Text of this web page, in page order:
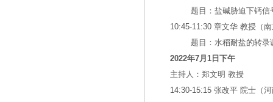
题目：盐碱胁迫下钙
10:45-11:30 章文华 教授（
题目：水稻耐盐的转录
2022年7月1 日下午
主持人：郑文明 教授
14:30-15:15 张改平 院士（